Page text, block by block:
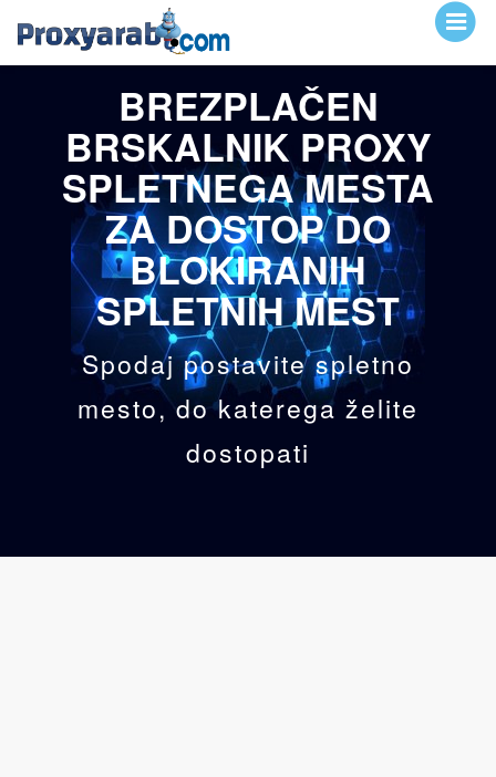
BREZPLAČEN
BRSKALNIK PROXY
SPLETNEGA MESTA
ZA DOSTOP DO
BLOKIRANIH
SPLETNIH MEST
Spodaj postavite spletno
mesto, do katerega želite
dostopati